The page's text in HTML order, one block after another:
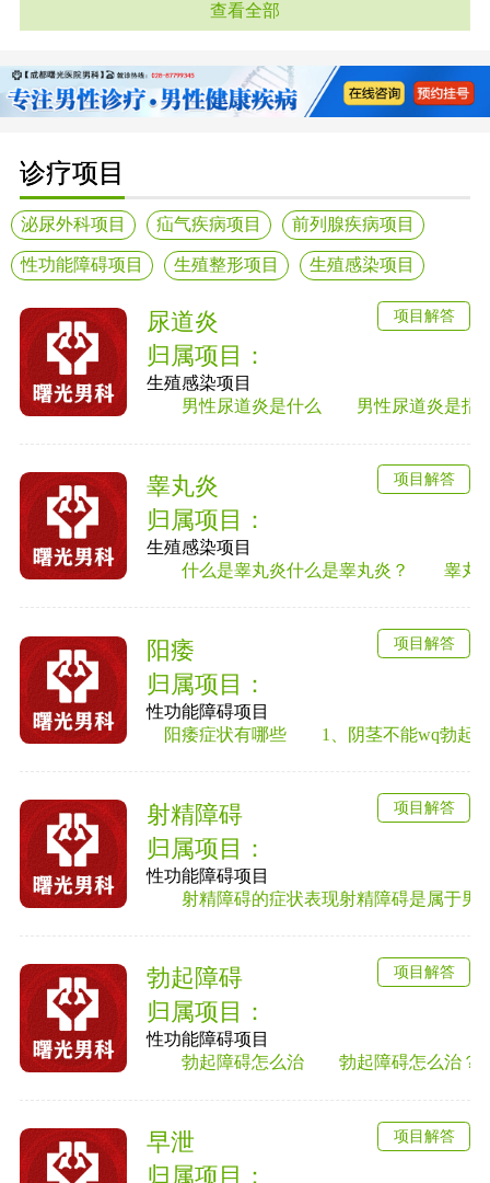
查看全部
诊疗项目
泌尿外科项目 疝气疾病项目 前列腺疾病项目
性功能障碍项目 生殖整形项目 生殖感染项目
尿道炎
归属项目：
生殖感染项目
男性尿道炎是什么 男性尿道炎是指尿
项目解答
睾丸炎
归属项目：
生殖感染项目
什么是睾丸炎什么是睾丸炎？ 睾丸炎
项目解答
阳痿
归属项目：
性功能障碍项目
阳痿症状有哪些 1、阴茎不能wq勃起或
项目解答
射精障碍
归属项目：
性功能障碍项目
射精障碍的症状表现射精障碍是属于男
项目解答
勃起障碍
归属项目：
性功能障碍项目
勃起障碍怎么治 勃起障碍怎么治？勃
项目解答
早泄
归属项目：
项目解答